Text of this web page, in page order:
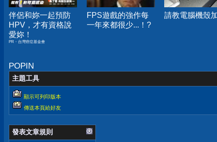
伴侶和妳一起預防
HPV，才有資格說
愛妳！
PR・台灣癌症基金會
FPS遊戲的強作每
一年來都很少...！?
請教電腦機殼
POPIN
主題工具
顯示可列印版本
傳送本頁給好友
發表文章規則